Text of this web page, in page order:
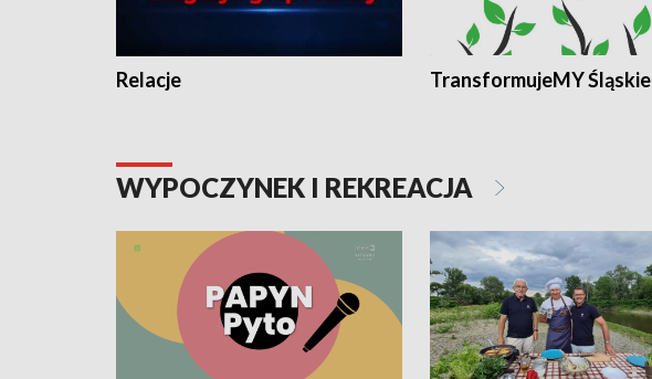
Relacje TransformujeMY Śląskie
WYPOCZYNEK I REKREACJA